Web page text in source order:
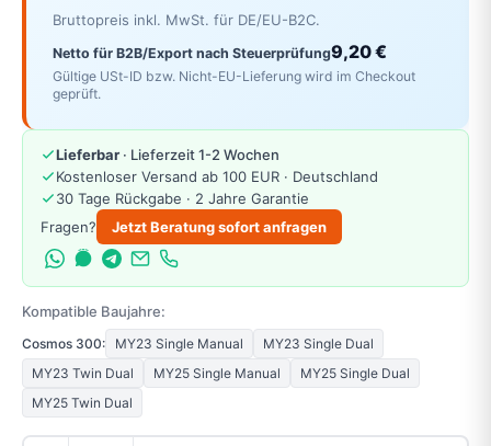
Bruttopreis inkl. MwSt. für DE/EU-B2C.
Netto für B2B/Export nach Steuerprüfung9,20 €
Gültige USt-ID bzw. Nicht-EU-Lieferung wird im Checkout
geprüft.
Lieferbar · Lieferzeit 1-2 Wochen
Kostenloser Versand ab 100 EUR · Deutschland
30 Tage Rückgabe · 2 Jahre Garantie
Fragen?
Jetzt Beratung sofort anfragen
Kompatible Baujahre:
Cosmos 300: MY23 Single Manual
MY23 Single Dual
MY23 Twin Dual
MY25 Single Manual
MY25 Single Dual
MY25 Twin Dual